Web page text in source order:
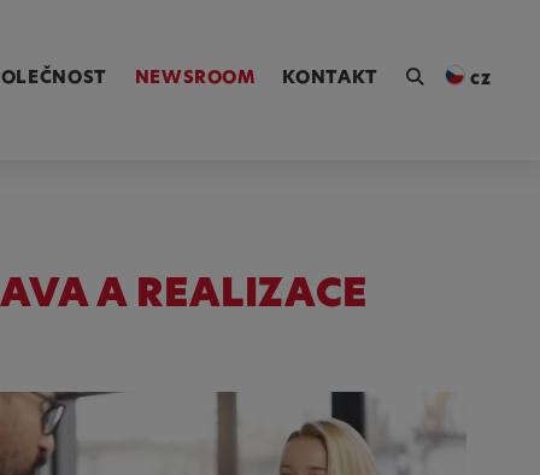
NEWSROOM KONTAKT cz
A REALIZACE